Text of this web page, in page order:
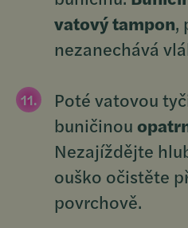
vatový tampon,
nezanechává
Poté vatovou
buničinou
Nezajíždějte
ouško očistěte
povrchově.